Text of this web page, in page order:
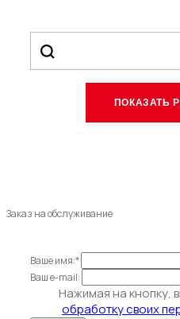
Заказ на обслуживание
Ваше имя:*
Ваш e-mail:
Нажимая на кнопку,
обработку своих